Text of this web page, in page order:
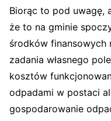
Biorąc to pod uwagę,
że to na gminie
środków finansowych
zadania własnego
kosztów
odpadami w postaci
gospodarowanie